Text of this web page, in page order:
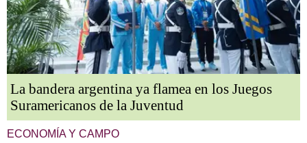
La bandera argentina ya flamea en los Juegos
Suramericanos de la Juventud
ECONOMÍA Y CAMPO